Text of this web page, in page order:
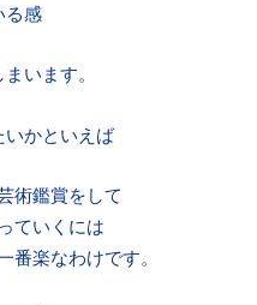
る感
います。
いかといえば
術鑑賞をして
ていくには
番楽なわけです。